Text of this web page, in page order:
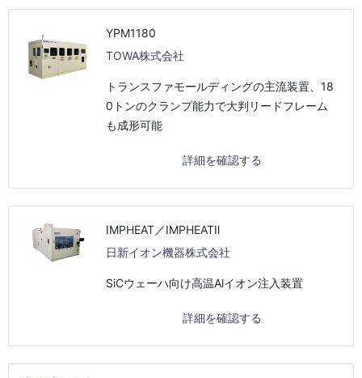
YPM1180
TOWA株式会社
トランスファモールディングの主流装置、18
0トンのクランプ能力で大判リードフレーム
も成形可能
詳細を確認する
IMPHEAT／IMPHEATⅡ
日新イオン機器株式会社
SiCウェーハ向け高温Alイオン注入装置
詳細を確認する